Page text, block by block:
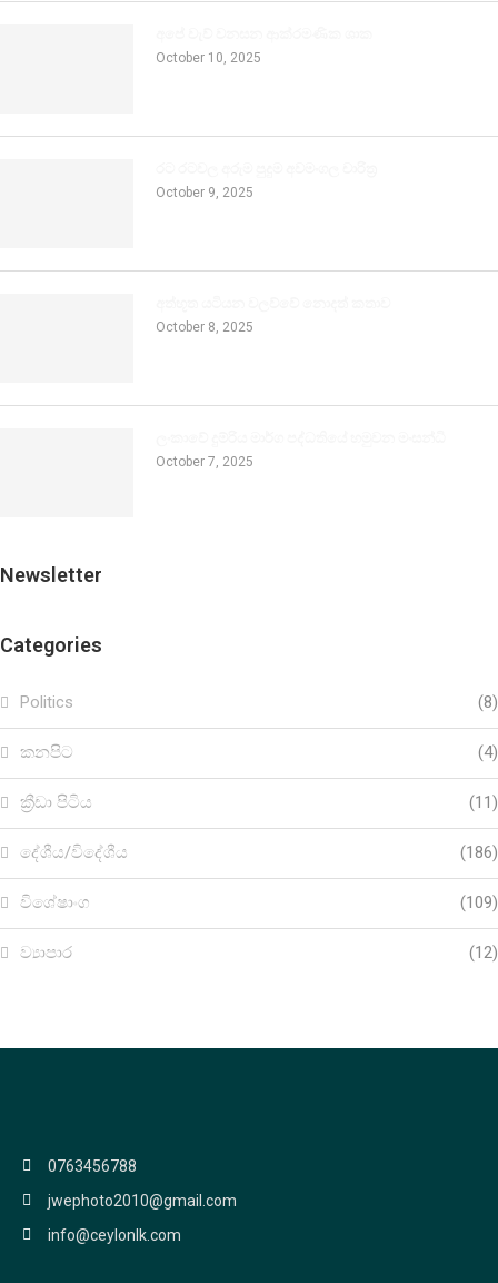
October 10, 2025
October 9, 2025
October 8, 2025
October 7, 2025
Newsletter
Categories
Politics (8)
කනපිට (4)
ක්‍රීඩා පිටිය (11)
දේශීය/විදේශීය (186)
විශේෂාංග (109)
ව්‍යාපාර (12)
0763456788
jwephoto2010@gmail.com
info@ceylonlk.com